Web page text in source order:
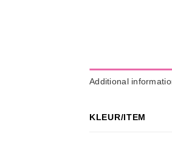
Additional
KLEUR/ITEM